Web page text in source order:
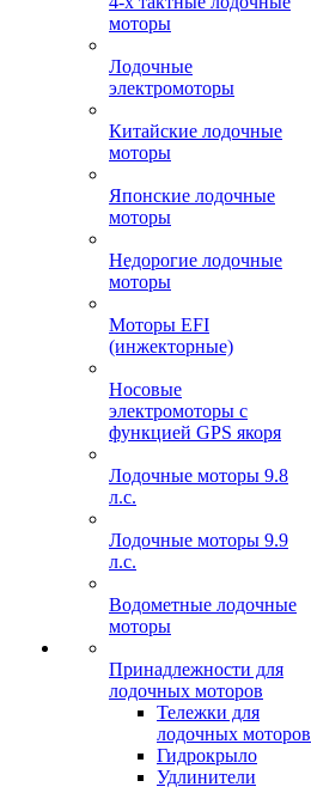
моторы
Лодочные
электромоторы
Китайские лодочные
моторы
Японские лодочные
моторы
Недорогие лодочные
моторы
Моторы EFI
(инжекторные)
Носовые
электромоторы с
функцией GPS якоря
Лодочные моторы 9.8
л.с.
Лодочные моторы 9.9
л.с.
Водометные лодочные
моторы
Принадлежности для
лодочных моторов
Тележки для
лодочных моторов
Гидрокрыло
Удлинители